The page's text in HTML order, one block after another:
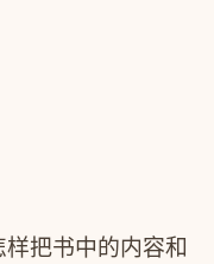
把书中的内容和